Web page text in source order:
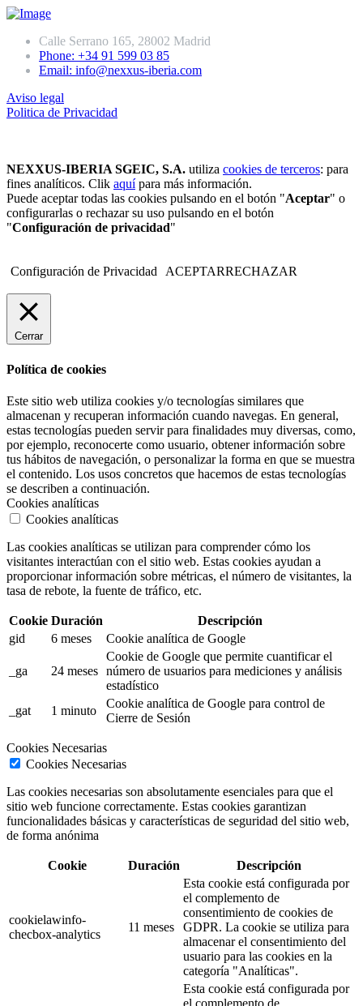
Calle Serrano 165, 28002 Madrid
Phone: +34 91 599 03 85
Email: info@nexxus-iberia.com
Aviso legal
Politica de Privacidad
NEXXUS-IBERIA SGEIC, S.A. utiliza cookies de terceros: para
fines analíticos. Clik aquípara más información.
Puede aceptar todas las cookies pulsando en el botón "Aceptar" o
configurarlas o rechazar su uso pulsando en el botón
"Configuración de privacidad"
Configuración de Privacidad ACEPTARRECHAZAR
Cerrar
Política de cookies
Este sitio web utiliza cookies y/o tecnologías similares que
almacenan y recuperan información cuando navegas. En general,
estas tecnologías pueden servir para finalidades muy diversas, como,
por ejemplo, reconocerte como usuario, obtener información sobre
tus hábitos de navegación, o personalizar la forma en que se muestra
el contenido. Los usos concretos que hacemos de estas tecnologías
se describen a continuación.
Cookies analíticas
Cookies analíticas
Las cookies analíticas se utilizan para comprender cómo los
visitantes interactúan con el sitio web. Estas cookies ayudan a
proporcionar información sobre métricas, el número de visitantes, la
tasa de rebote, la fuente de tráfico, etc.
Cookie Duración
Descripción
gid
6 meses Cookie analítica de Google
_ga 24 meses
Cookie de Google que permite cuantificar el
número de usuarios para mediciones y análisis
estadístico
_gat
1 minuto
Cookie analítica de Google para control de
Cierre de Sesión
Cookies Necesarias
Cookies Necesarias
Las cookies necesarias son absolutamente esenciales para que el
sitio web funcione correctamente. Estas cookies garantizan
funcionalidades básicas y características de seguridad del sitio web,
de forma anónima
Cookie Duración Descripción
cookielawinfo-
checbox-analytics
11 meses
Esta cookie está configurada por
el complemento de
consentimiento de cookies de
GDPR. La cookie se utiliza para
almacenar el consentimiento del
usuario para las cookies en la
categoría "Analíticas".
Esta cookie está configurada por
el complemento de